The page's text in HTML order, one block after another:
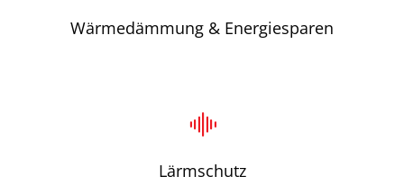
Wärmedämmung & Energiesparen
Lärmschutz